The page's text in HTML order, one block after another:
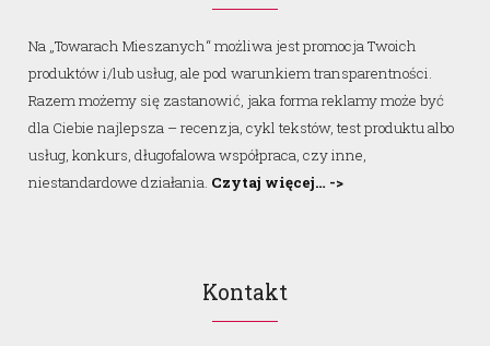
Na „Towarach Mieszanych“ możliwa jest promocja Twoich
produktów i/lub usług, ale pod warunkiem transparentności.
Razem możemy się zastanowić, jaka forma reklamy może być
dla Ciebie najlepsza – recenzja, cykl tekstów, test produktu albo
usług, konkurs, długofalowa współpraca, czy inne,
niestandardowe działania. Czytaj więcej… ->
Kontakt